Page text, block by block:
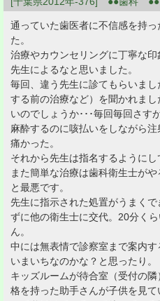
通っていた歯医者に不信感を持
た。
治療やカウンセリングに丁寧な
先生によるなと思いました。
毎回、違う先生に診てもらいま
する前の治療など）を聞かれま
いのでしょうか･･･毎回毎回さす
麻酔するのに咳払いをしながら
痛かった。
それから先生は指名するようにし
また簡単な治療は歯科衛生士が
と最悪です。
先生に指示された処置がうまく
ずに他の衛生士に交代。20分く
ん。
中には無表情で診察室まで案内
いまいちなのかな？と思ったり。
キッズルームが待合室（受付の
格を持った助手さんが子供を見